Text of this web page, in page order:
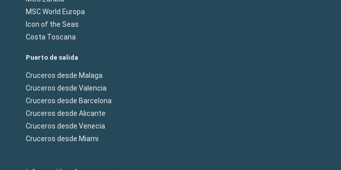
MSC World Europa
Icon of the Seas
Costa Toscana
Puerto de salida
Cruceros desde Malaga
Cruceros desde Valencia
Cruceros desde Barcelona
Cruceros desde Alicante
Cruceros desde Venecia
Cruceros desde Miami